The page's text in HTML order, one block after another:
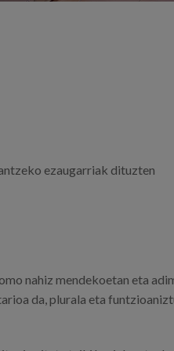
ezaugarriak dituzten
nahiz mendekoetan eta
da, plurala eta